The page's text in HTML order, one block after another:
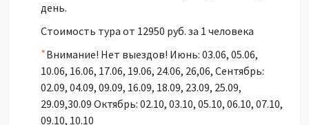
день.
Стоимость тура от 12950 руб. за 1 человека
*Внимание! Нет выездов! Июнь: 03.06, 05.06,
10.06, 16.06, 17.06, 19.06, 24.06, 26,06, Сентябрь:
02.09, 04.09, 09.09, 16.09, 18.09, 23.09, 25.09,
29.09,30.09 Октябрь: 02.10, 03.10, 05.10, 06.10, 07.10,
09.10, 10.10